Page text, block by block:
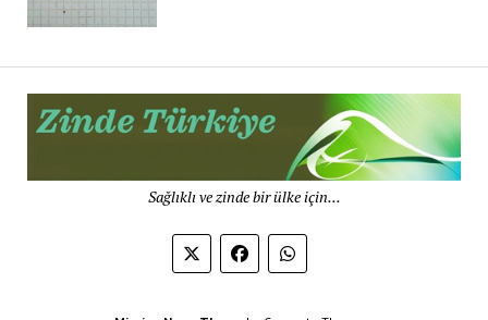
Sağlıklı ve zinde bir ülke için...